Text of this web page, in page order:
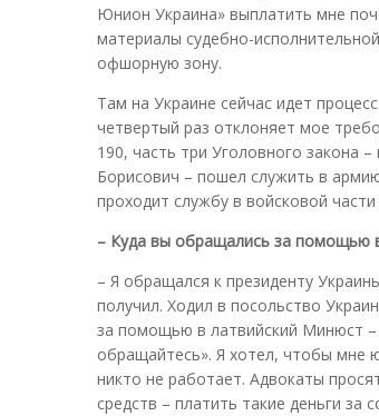
Юнион Украина» выплатить мне
материалы судебно-
офшорную зону.
Там на Украине сейчас идет
четвертый раз отклоняет мое
190, часть три Уголовного закона
Борисович – пошел служить в
проходит службу в войсковой
– Куда вы обращались за помощью
– Я обращался к президенту
получил. Ходил в посольство
за помощью в латвийский Минюст –
обращайтесь». Я хотел, чтобы мне
никто не работает. Адвокаты
средств – платить такие деньги за